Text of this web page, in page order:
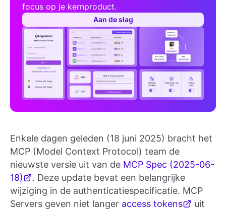
focus op je kernproduct.
Aan de slag
Enkele dagen geleden (18 juni 2025) bracht het
MCP (Model Context Protocol) team de
nieuwste versie uit van de MCP Spec (2025-06-
18)
. Deze update bevat een belangrijke
wijziging in de authenticatiespecificatie. MCP
Servers geven niet langer access tokens
uit